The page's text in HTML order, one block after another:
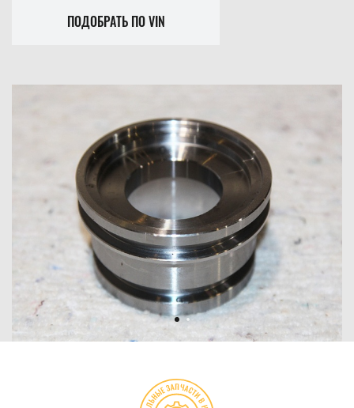
ПОДОБРАТЬ ПО VIN